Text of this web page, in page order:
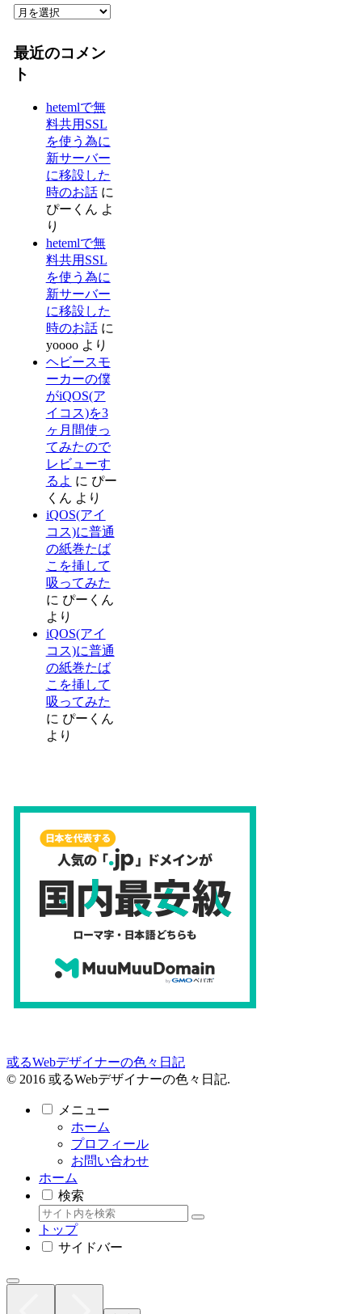
ア
カ
イ
ブ
最近のコメン
ト
hetemlで無
料共用SSL
を使う為に
新サーバー
に移設した
時のお話に
ぴーくん よ
り
hetemlで無
料共用SSL
を使う為に
新サーバー
に移設した
時のお話に
yooooより
ヘビースモ
ーカーの僕
がiQOS(ア
イコス)を3
ヶ月間使っ
てみたので
レビューす
るよ に ぴー
くん より
iQOS(アイ
コス)に普通
の紙巻たば
こを挿して
吸ってみた
に ぴーくん
より
iQOS(アイ
コス)に普通
の紙巻たば
こを挿して
吸ってみた
に ぴーくん
より
或るWebデザイナーの色々日記
© 2016 或るWebデザイナーの色々日記.
メニュー
ホーム
プロフィール
お問い合わせ
ホーム
検索
トップ
サイドバー